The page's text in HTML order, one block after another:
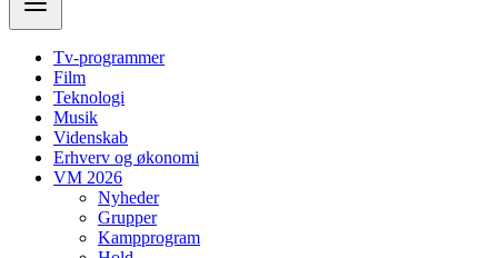
Tv-programmer
Film
Teknologi
Musik
Videnskab
Erhverv og økonomi
VM 2026
Nyheder
Grupper
Kampprogram